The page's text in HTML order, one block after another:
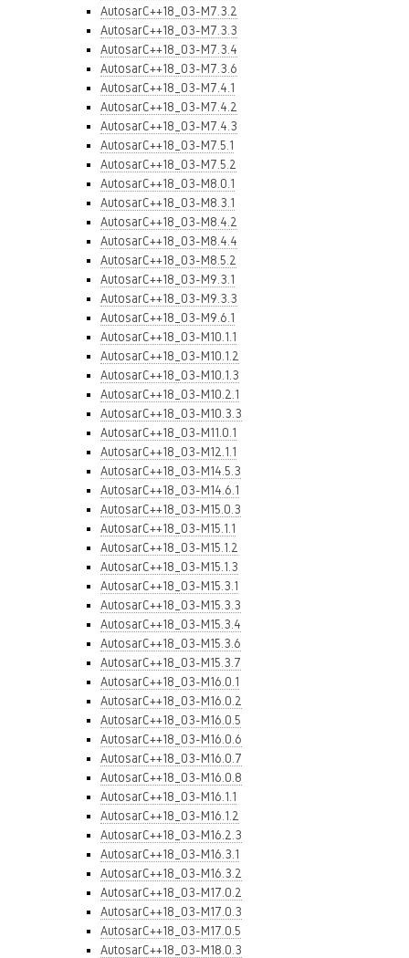
AutosarC++18_03-M7.3.2
AutosarC++18_03-M7.3.3
AutosarC++18_03-M7.3.4
AutosarC++18_03-M7.3.6
AutosarC++18_03-M7.4.1
AutosarC++18_03-M7.4.2
AutosarC++18_03-M7.4.3
AutosarC++18_03-M7.5.1
AutosarC++18_03-M7.5.2
AutosarC++18_03-M8.0.1
AutosarC++18_03-M8.3.1
AutosarC++18_03-M8.4.2
AutosarC++18_03-M8.4.4
AutosarC++18_03-M8.5.2
AutosarC++18_03-M9.3.1
AutosarC++18_03-M9.3.3
AutosarC++18_03-M9.6.1
AutosarC++18_03-M10.1.1
AutosarC++18_03-M10.1.2
AutosarC++18_03-M10.1.3
AutosarC++18_03-M10.2.1
AutosarC++18_03-M10.3.3
AutosarC++18_03-M11.0.1
AutosarC++18_03-M12.1.1
AutosarC++18_03-M14.5.3
AutosarC++18_03-M14.6.1
AutosarC++18_03-M15.0.3
AutosarC++18_03-M15.1.1
AutosarC++18_03-M15.1.2
AutosarC++18_03-M15.1.3
AutosarC++18_03-M15.3.1
AutosarC++18_03-M15.3.3
AutosarC++18_03-M15.3.4
AutosarC++18_03-M15.3.6
AutosarC++18_03-M15.3.7
AutosarC++18_03-M16.0.1
AutosarC++18_03-M16.0.2
AutosarC++18_03-M16.0.5
AutosarC++18_03-M16.0.6
AutosarC++18_03-M16.0.7
AutosarC++18_03-M16.0.8
AutosarC++18_03-M16.1.1
AutosarC++18_03-M16.1.2
AutosarC++18_03-M16.2.3
AutosarC++18_03-M16.3.1
AutosarC++18_03-M16.3.2
AutosarC++18_03-M17.0.2
AutosarC++18_03-M17.0.3
AutosarC++18_03-M17.0.5
AutosarC++18_03-M18.0.3